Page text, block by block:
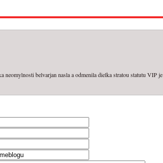
neomylnosti belvarjan nasla a odmenila dielka stratou statutu VIP je